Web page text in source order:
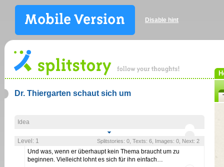
Disable hint
Dr. Thiergarten schaut sich um
Idea
Level: 1 Splitstories: 0, Texts: 6, Images: 0, Next: 2
Und was, wenn er überhaupt kein Thema braucht um zu
beginnen. Vielleicht lohnt es sich für ihn einfach…